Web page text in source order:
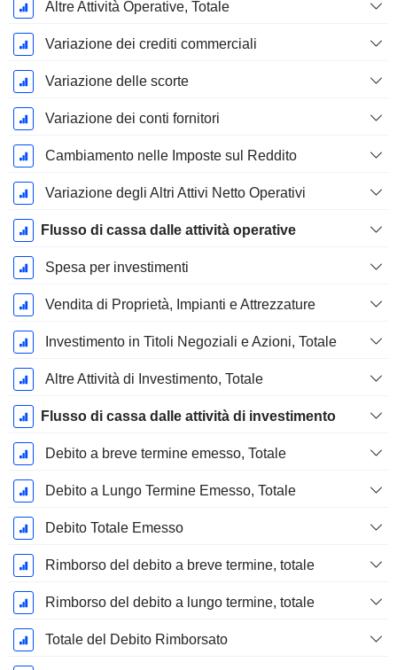
Altre Attività Operative, Totale
Variazione dei crediti commerciali
Variazione delle scorte
Variazione dei conti fornitori
Cambiamento nelle Imposte sul Reddito
Variazione degli Altri Attivi Netto Operativi
Flusso di cassa dalle attività operative
Spesa per investimenti
Vendita di Proprietà, Impianti e Attrezzature
Investimento in Titoli Negoziali e Azioni, Totale
Altre Attività di Investimento, Totale
Flusso di cassa dalle attività di investimento
Debito a breve termine emesso, Totale
Debito a Lungo Termine Emesso, Totale
Debito Totale Emesso
Rimborso del debito a breve termine, totale
Rimborso del debito a lungo termine, totale
Totale del Debito Rimborsato